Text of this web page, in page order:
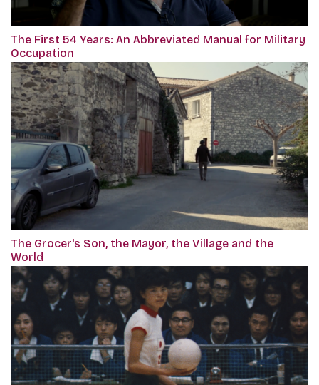
The First 54 Years: An Abbreviated Manual for Military
Occupation
The Grocer's Son, the Mayor, the Village and the
World